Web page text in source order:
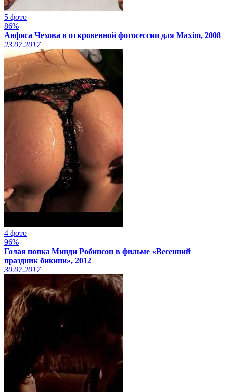
5 фото
86%
Анфиса Чехова в откровенной фотосессии для Maxim, 2008
23.07.2017
4 фото
96%
Голая попка Минди Робинсон в фильме «Весенний
праздник бикини», 2012
30.07.2017